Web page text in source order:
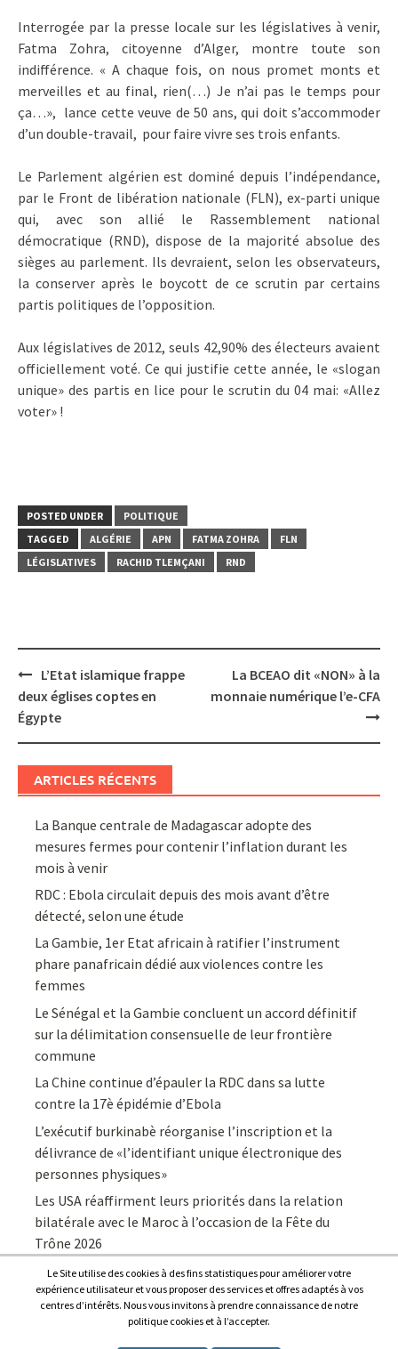
Interrogée par la presse locale sur les législatives à venir,
Fatma Zohra, citoyenne d’Alger, montre toute son
indifférence. « A chaque fois, on nous promet monts et
merveilles et au final, rien(…) Je n’ai pas le temps pour
ça…», lance cette veuve de 50 ans, qui doit s’accommoder
d’un double-travail, pour faire vivre ses trois enfants.
Le Parlement algérien est dominé depuis l’indépendance,
par le Front de libération nationale (FLN), ex-parti unique
qui, avec son allié le Rassemblement national
démocratique (RND), dispose de la majorité absolue des
sièges au parlement. Ils devraient, selon les observateurs,
la conserver après le boycott de ce scrutin par certains
partis politiques de l’opposition.
Aux législatives de 2012, seuls 42,90% des électeurs avaient
officiellement voté. Ce qui justifie cette année, le «slogan
unique» des partis en lice pour le scrutin du 04 mai: «Allez
voter» !
POSTED UNDER
POLITIQUE
TAGGED
ALGÉRIE APN FATMA ZOHRA
FLN
LÉGISLATIVES
RACHID TLEMÇANI RND
Post
navigation
L’Etat islamique frappe
deux églises coptes en
Égypte
La BCEAO dit «NON» à la
monnaie numérique l’e-CFA
ARTICLES RÉCENTS
La Banque centrale de Madagascar adopte des
mesures fermes pour contenir l’inflation durant les
mois à venir
RDC : Ebola circulait depuis des mois avant d’être
détecté, selon une étude
La Gambie, 1er Etat africain à ratifier l’instrument
phare panafricain dédié aux violences contre les
femmes
Le Sénégal et la Gambie concluent un accord définitif
sur la délimitation consensuelle de leur frontière
commune
La Chine continue d’épauler la RDC dans sa lutte
contre la 17è épidémie d’Ebola
L’exécutif burkinabè réorganise l’inscription et la
délivrance de «l’identifiant unique électronique des
personnes physiques»
Les USA réaffirment leurs priorités dans la relation
bilatérale avec le Maroc à l’occasion de la Fête du
Trône 2026
Le Site utilise des cookies à des fins statistiques pour améliorer votre
expérience utilisateur et vous proposer des services et offres adaptés à vos
centres d’intérêts. Nous vous invitons à prendre connaissance de notre
politique cookies et à l’accepter.